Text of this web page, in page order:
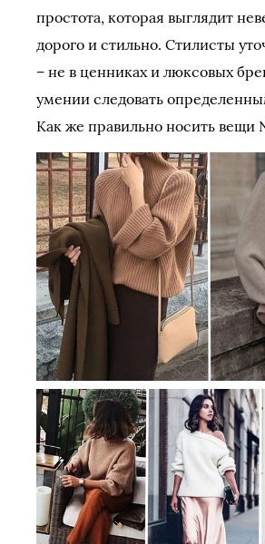
простота, которая выглядит
дорого и стильно. Стилисты
– не в ценниках и люксовых
умении следовать
Как же правильно носить вещи